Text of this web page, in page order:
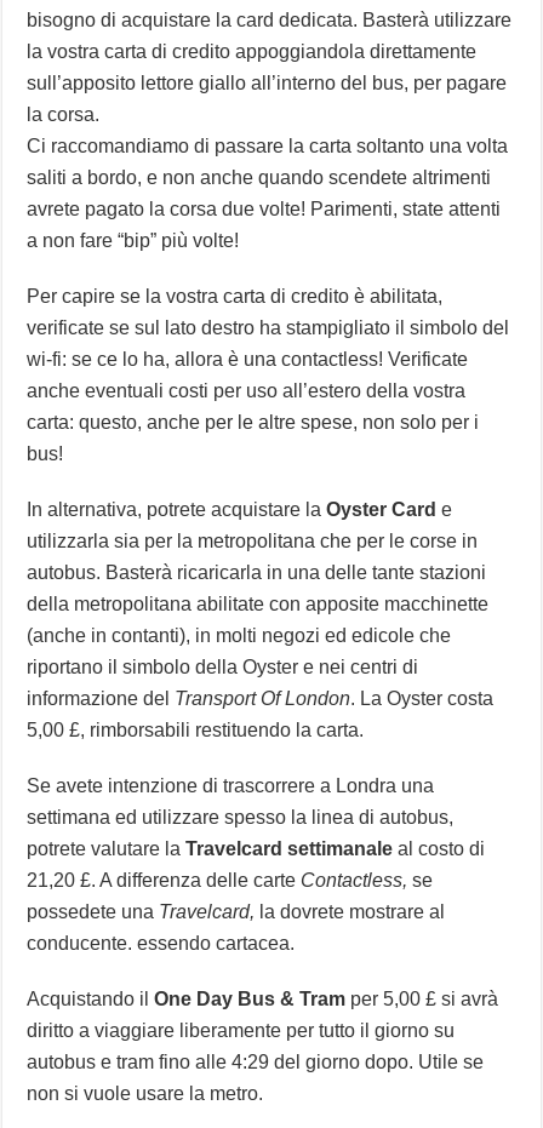
bisogno di acquistare la card dedicata. Basterà utilizzare
la vostra carta di credito appoggiandola direttamente
sull’apposito lettore giallo all’interno del bus, per pagare
la corsa.
Ci raccomandiamo di passare la carta soltanto una volta
saliti a bordo, e non anche quando scendete altrimenti
avrete pagato la corsa due volte! Parimenti, state attenti
a non fare “bip” più volte!
Per capire se la vostra carta di credito è abilitata,
verificate se sul lato destro ha stampigliato il simbolo del
wi-fi: se ce lo ha, allora è una contactless! Verificate
anche eventuali costi per uso all’estero della vostra
carta: questo, anche per le altre spese, non solo per i
bus!
In alternativa, potrete acquistare laOyster Carde
utilizzarla sia per la metropolitana che per le corse in
autobus. Basterà ricaricarla in una delle tante stazioni
della metropolitana abilitate con apposite macchinette
(anche in contanti), in molti negozi ed edicole che
riportano il simbolo della Oyster e nei centri di
informazione del Transport Of London. La Oyster costa
5,00 £, rimborsabili restituendo la carta.
Se avete intenzione di trascorrere a Londra una
settimana ed utilizzare spesso la linea di autobus,
potrete valutare laTravelcard settimanale al costo di
21,20 £. A differenza delle carte Contactless, se
possedete una Travelcard, la dovrete mostrare al
conducente. essendo cartacea.
Acquistando ilOne Day Bus & Tram per 5,00 £ si avrà
diritto a viaggiare liberamente per tutto il giorno su
autobus e tram fino alle 4:29 del giorno dopo. Utile se
non si vuole usare la metro.